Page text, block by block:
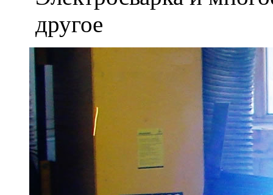
другое